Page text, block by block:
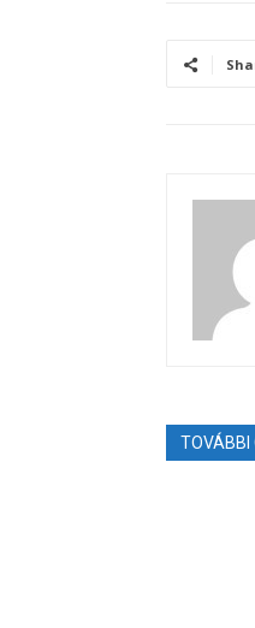
TOVÁBBI